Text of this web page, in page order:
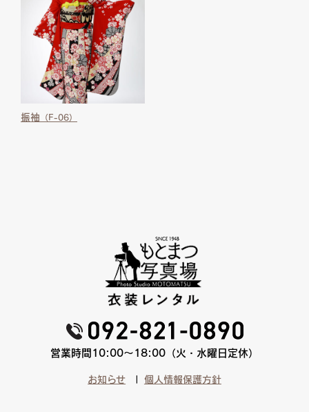
振袖 （F-06）
営業時間10:00〜18:00（火・水曜日定休）
お知らせ 個人情報保護方針